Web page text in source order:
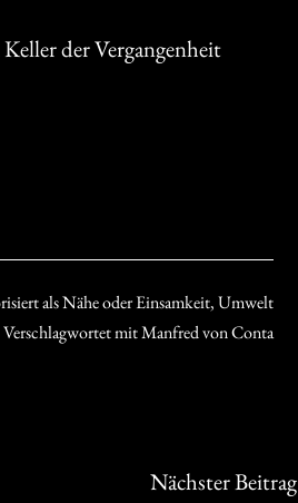
der Vergangenheit
alsNähe oder Einsamkeit,Umwelt
Verschlagwortet mitManfred von Conta
Nächster Beitrag